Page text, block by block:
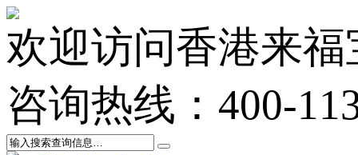
欢迎访问香港来
咨询热线：400-